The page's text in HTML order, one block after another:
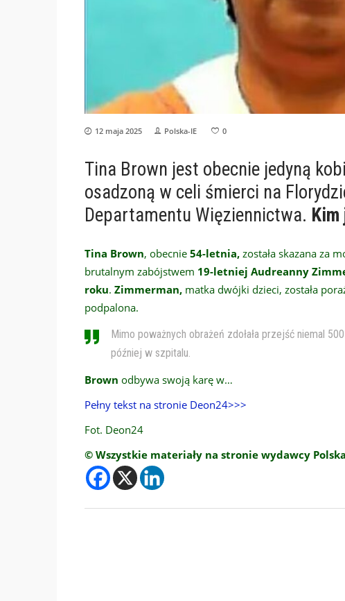
12 maja 2025 Polska-IE 0
Tina Brown jest obecnie jedyną
osadzoną w celi śmierci na
Departamentu Więziennictwa.
Tina Brown, obecnie 54-letnia, została skazana za
brutalnym zabójstwem 19-letniej Audreanny
roku. Zimmerman, matka dwójki dzieci, została
podpalona.
Mimo poważnych obrażeń zdołała przejść niemal
później w szpitalu.
Brown odbywa swoją karę w…
Pełny tekst na stronie Deon24>>>
Fot. Deon24
© Wszystkie materiały na stronie wydawcy